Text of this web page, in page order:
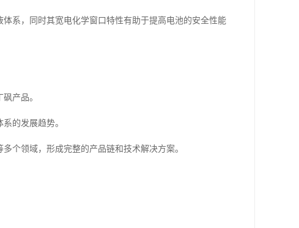
系，同时其宽电化学窗口特性有助于提高电池的安全性能
产品。
的发展趋势。
个领域，形成完整的产品链和技术解决方案。